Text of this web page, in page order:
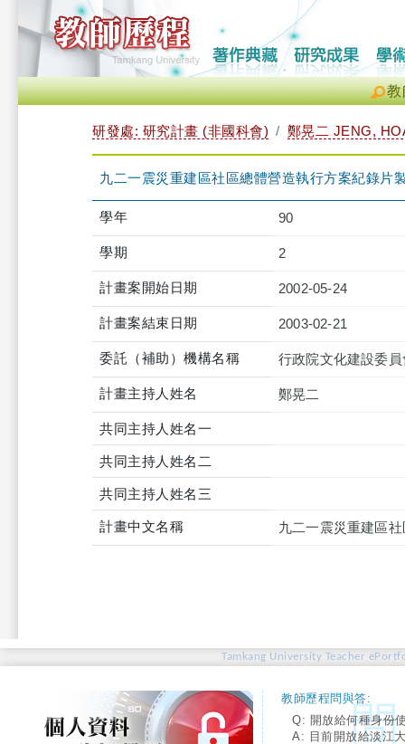
教
研發處: 研究計畫 (非國科會) 鄭晃二 JENG,
九二一震災重建區社區總體營造執行方案紀錄片
學年 90
學期 2
計畫案開始日期 2002-05-24
計畫案結束日期 2003-02-21
委託（補助）機構名稱 行政院文化建設委
計畫主持人姓名 鄭晃二
共同主持人姓名一
共同主持人姓名二
共同主持人姓名三
計畫中文名稱 九二一震災重建區
Tamkang University Teacher
教師歷程問與答:
Q: 開放給何種身份
A: 目前開放給淡江